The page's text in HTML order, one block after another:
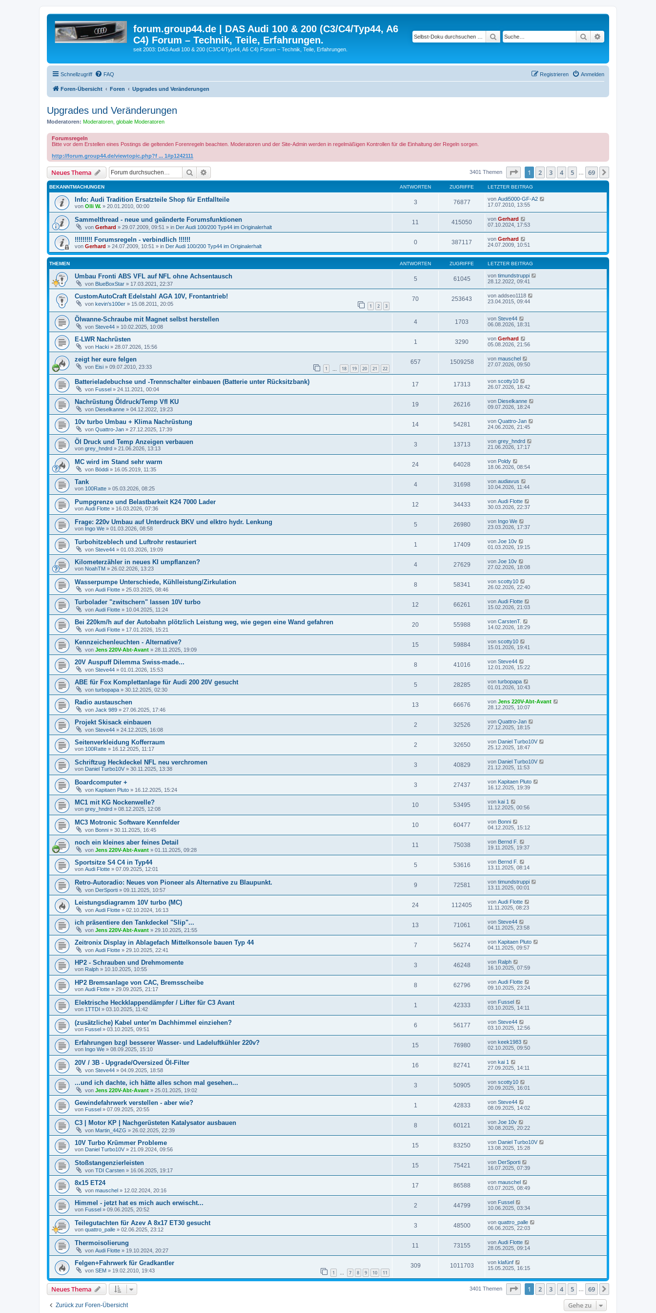
forum.group44.de | DAS Audi 100 & 200 (C3/C4/Typ44, A6
C4) Forum – Technik, Teile, Erfahrungen.
seit 2003: DAS Audi 100 & 200 (C3/C4/Typ44, A6 C4) Forum – Technik, Teile, Erfahrungen.
Suche
Suchen
Schnellzugriff FAQ Anmelden
Registrieren
Foren-Übersicht Foren Upgrades und Veränderungen
Upgrades und Veränderungen
Moderatoren: Moderatoren globale Moderatoren
Forumsregeln
Bitte vor dem Erstellen eines Postings die geltenden Forenregeln beachten. Moderatoren und der Site-Admin werden in regelmäßigen Kontrollen für die Einhaltung der Regeln sorgen.
http://forum.group44.de/viewtopic.php?f ... 1#p1242111
Neues Thema Suche 3401 Themen Seite von69
1 2 3 4 5 69
BEKANNTMACHUNGEN ANTWORTEN ZUGRIFFE LETZTER BEITRAG
Info: Audi Tradition Ersatzteile Shop für Entfallteile
von Olli W. » 20.01.2010, 00:00
3 76877 von Audi5000-GF-A2
17.07.2010, 13:55
Sammelthread - neue und geänderte Forumsfunktionen
von Gerhard » 29.07.2009, 09:51 » in Der Audi 100/200 Typ44 im Originalerhalt
11 415050 von Gerhard
07.10.2024, 17:53
!!!!!!!!! Forumsregeln - verbindlich !!!!!!
von Gerhard » 24.07.2009, 10:51 » in Der Audi 100/200 Typ44 im Originalerhalt
0 387117 von Gerhard
24.07.2009, 10:51
THEMEN ANTWORTEN ZUGRIFFE LETZTER BEITRAG
Umbau Fronti ABS VFL auf NFL ohne Achsentausch
von BlueBoxStar » 17.03.2021, 22:37
5 61045 von timundstruppi
28.12.2022, 09:41
CustomAutoCraft Edelstahl AGA 10V, Frontantrieb!
von kevin's100er » 15.08.2011, 20:05 1 2 3
70 253643 von addseo1118
23.04.2015, 09:44
Ölwanne-Schraube mit Magnet selbst herstellen
von Steve44 » 10.02.2025, 10:08
4 1703 von Steve44
06.08.2026, 18:31
E-LWR Nachrüsten
von Hacki » 28.07.2026, 15:56
1 3290 von Gerhard
05.08.2026, 21:56
zeigt her eure felgen
von Eisi » 09.07.2010, 23:33 1 18 19 20 21 22
657 1509258 von mauschel
27.07.2026, 09:50
Batterieladebuchse und -Trennschalter einbauen (Batterie unter Rücksitzbank)
von Fussel » 24.11.2021, 00:04
17 17313 von scotty10
26.07.2026, 18:42
Nachrüstung Öldruck/Temp Vfl KU
von Dieselkanne » 04.12.2022, 19:23
19 26216 von Dieselkanne
09.07.2026, 18:24
10v turbo Umbau + Klima Nachrüstung
von Quattro-Jan » 27.12.2025, 17:39
14 54281 von Quattro-Jan
24.06.2026, 21:45
Öl Druck und Temp Anzeigen verbauen
von grey_hndrd » 21.06.2026, 13:13
3 13713 von grey_hndrd
21.06.2026, 17:17
MC wird im Stand sehr warm
von Böddi » 16.05.2019, 11:35
24 64028 von Poldy
18.06.2026, 08:54
Tank
von 100Ratte » 05.03.2026, 08:25
4 31698 von audiavus
10.04.2026, 11:44
Pumpgrenze und Belastbarkeit K24 7000 Lader
von Audi Flotte » 16.03.2026, 07:36
12 34433 von Audi Flotte
30.03.2026, 22:37
Frage: 220v Umbau auf Unterdruck BKV und elktro hydr. Lenkung
von Ingo We » 01.03.2026, 08:58
5 26980 von Ingo We
23.03.2026, 17:37
Turbohitzeblech und Luftrohr restauriert
von Steve44 » 01.03.2026, 19:09
1 17409 von Joe 10v
01.03.2026, 19:15
Kilometerzähler in neues KI umpflanzen?
von NoahTM » 26.02.2026, 13:23
4 27629 von Joe 10v
27.02.2026, 18:08
Wasserpumpe Unterschiede, Kühlleistung/Zirkulation
von Audi Flotte » 25.03.2025, 08:46
8 58341 von scotty10
26.02.2026, 22:40
Turbolader "zwitschern" lassen 10V turbo
von Audi Flotte » 10.04.2025, 11:24
12 66261 von Audi Flotte
15.02.2026, 21:03
Bei 220km/h auf der Autobahn plötzlich Leistung weg, wie gegen eine Wand gefahren
von Audi Flotte » 17.01.2026, 15:21
20 55988 von CarstenT.
14.02.2026, 18:29
Kennzeichenleuchten - Alternative?
von Jens 220V-Abt-Avant » 28.11.2025, 19:09
15 59884 von scotty10
15.01.2026, 19:41
20V Auspuff Dilemma Swiss-made...
von Steve44 » 01.01.2026, 15:53
8 41016 von Steve44
12.01.2026, 15:22
ABE für Fox Komplettanlage für Audi 200 20V gesucht
von turbopapa » 30.12.2025, 02:30
5 28285 von turbopapa
01.01.2026, 10:43
Radio austauschen
von Jack 989 » 27.06.2025, 17:46
13 66676 von Jens 220V-Abt-Avant
28.12.2025, 10:07
Projekt Skisack einbauen
von Steve44 » 24.12.2025, 16:08
2 32526 von Quattro-Jan
27.12.2025, 18:15
Seitenverkleidung Kofferraum
von 100Ratte » 16.12.2025, 11:17
2 32650 von Daniel Turbo10V
25.12.2025, 18:47
Schriftzug Heckdeckel NFL neu verchromen
von Daniel Turbo10V » 30.11.2025, 13:38
3 40829 von Daniel Turbo10V
21.12.2025, 11:53
Boardcomputer +
von Kapitaen Pluto » 16.12.2025, 15:24
3 27437 von Kapitaen Pluto
16.12.2025, 19:39
MC1 mit KG Nockenwelle?
von grey_hndrd » 08.12.2025, 12:08
10 53495 von kai 1
11.12.2025, 00:56
MC3 Motronic Software Kennfelder
von Bonni » 30.11.2025, 16:45
10 60477 von Bonni
04.12.2025, 15:12
noch ein kleines aber feines Detail
von Jens 220V-Abt-Avant » 01.11.2025, 09:28
11 75038 von Bernd F.
19.11.2025, 19:37
Sportsitze S4 C4 in Typ44
von Audi Flotte » 07.09.2025, 12:01
5 53616 von Bernd F.
13.11.2025, 08:14
Retro-Autoradio: Neues von Pioneer als Alternative zu Blaupunkt.
von DerSporti » 09.11.2025, 10:57
9 72581 von timundstruppi
13.11.2025, 00:01
Leistungsdiagramm 10V turbo (MC)
von Audi Flotte » 02.10.2024, 16:13
24 112405 von Audi Flotte
11.11.2025, 08:23
ich präsentiere den Tankdeckel "Slip"...
von Jens 220V-Abt-Avant » 29.10.2025, 21:55
13 71061 von Steve44
04.11.2025, 23:58
Zeitronix Display in Ablagefach Mittelkonsole bauen Typ 44
von Audi Flotte » 29.10.2025, 22:41
7 56274 von Kapitaen Pluto
04.11.2025, 09:57
HP2 - Schrauben und Drehmomente
von Ralph » 10.10.2025, 10:55
3 46248 von Ralph
16.10.2025, 07:59
HP2 Bremsanlage von CAC, Bremsscheibe
von Audi Flotte » 29.09.2025, 21:17
8 62796 von Audi Flotte
09.10.2025, 23:24
Elektrische Heckklappendämpfer / Lifter für C3 Avant
von 1TTDI » 03.10.2025, 11:42
1 42333 von Fussel
03.10.2025, 14:11
(zusätzliche) Kabel unter'm Dachhimmel einziehen?
von Fussel » 03.10.2025, 09:51
6 56177 von Steve44
03.10.2025, 12:56
Erfahrungen bzgl besserer Wasser- und Ladeluftkühler 220v?
von Ingo We » 08.09.2025, 15:10
15 76980 von keek1983
02.10.2025, 09:50
20V / 3B - Upgrade/Oversized Öl-Filter
von Steve44 » 04.09.2025, 18:58
16 82741 von kai 1
27.09.2025, 14:11
...und ich dachte, ich hätte alles schon mal gesehen...
von Jens 220V-Abt-Avant » 25.01.2025, 19:02
3 50905 von scotty10
20.09.2025, 16:01
Gewindefahrwerk verstellen - aber wie?
von Fussel » 07.09.2025, 20:55
1 42833 von Steve44
08.09.2025, 14:02
C3 | Motor KP | Nachgerüsteten Katalysator ausbauen
von Martin_44ZG » 26.02.2025, 22:39
8 60121 von Joe 10v
30.08.2025, 20:22
10V Turbo Krümmer Probleme
von Daniel Turbo10V » 21.09.2024, 09:56
15 83250 von Daniel Turbo10V
13.08.2025, 15:28
Stoßstangenzierleisten
von TDI Carsten » 16.06.2025, 19:17
15 75421 von DerSporti
16.07.2025, 07:39
8x15 ET24
von mauschel » 12.02.2024, 20:16
17 86588 von mauschel
03.07.2025, 08:49
Himmel - jetzt hat es mich auch erwischt...
von Fussel » 09.06.2025, 20:52
2 44799 von Fussel
10.06.2025, 03:34
Teilegutachten für Azev A 8x17 ET30 gesucht
von quattro_palle » 02.06.2025, 23:12
3 48500 von quattro_palle
06.06.2025, 22:03
Thermoisolierung
von Audi Flotte » 19.10.2024, 20:27
11 73155 von Audi Flotte
28.05.2025, 09:14
Felgen+Fahrwerk für Gradkantler
von SEM » 19.02.2010, 19:43 1 … 7 8 9 10 11
309 1011703 von klafünf
15.05.2025, 16:15
Neues Thema 3401 Themen Seite von69
1 2 3 4 5 69
Zurück zur Foren-Übersicht Gehe zu